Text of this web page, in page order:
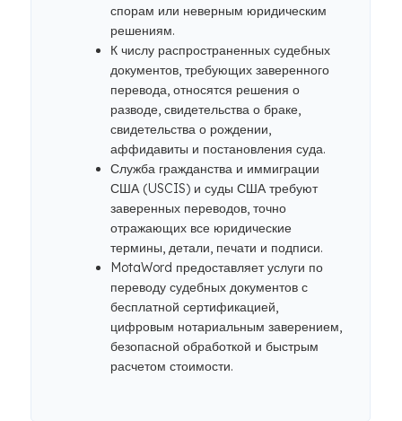
спорам или неверным юридическим
решениям.
К числу распространенных судебных
документов, требующих заверенного
перевода, относятся решения о
разводе, свидетельства о браке,
свидетельства о рождении,
аффидавиты и постановления суда.
Служба гражданства и иммиграции
США (USCIS) и суды США требуют
заверенных переводов, точно
отражающих все юридические
термины, детали, печати и подписи.
MotaWord предоставляет услуги по
переводу судебных документов с
бесплатной сертификацией,
цифровым нотариальным заверением,
безопасной обработкой и быстрым
расчетом стоимости.